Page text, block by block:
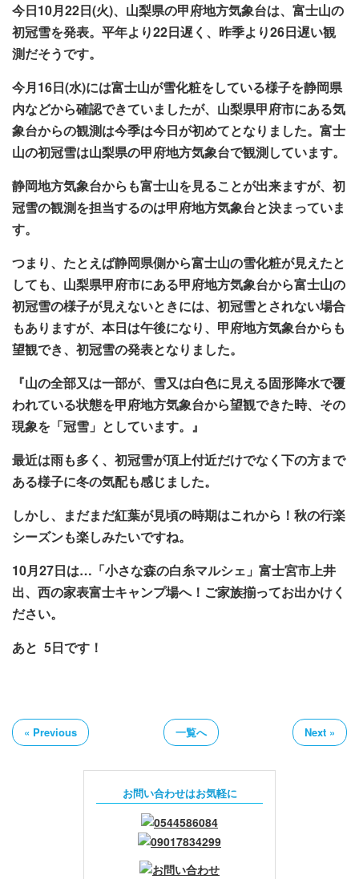
今日10月22日(火)、山梨県の甲府地方気象台は、富士山の
初冠雪を発表。平年より22日遅く、昨季より26日遅い観
測だそうです。
今月16日(水)には富士山が雪化粧をしている様子を静岡県
内などから確認できていましたが、山梨県甲府市にある気
象台からの観測は今季は今日が初めてとなりました。富士
山の初冠雪は山梨県の甲府地方気象台で観測しています。
静岡地方気象台からも富士山を見ることが出来ますが、初
冠雪の観測を担当するのは甲府地方気象台と決まっていま
す。
つまり、たとえば静岡県側から富士山の雪化粧が見えたと
しても、山梨県甲府市にある甲府地方気象台から富士山の
初冠雪の様子が見えないときには、初冠雪とされない場合
もありますが、本日は午後になり、甲府地方気象台からも
望観でき、初冠雪の発表となりました。
『山の全部又は一部が、雪又は白色に見える固形降水で覆
われている状態を甲府地方気象台から望観できた時、その
現象を「冠雪」としています。』
最近は雨も多く、初冠雪が頂上付近だけでなく下の方まで
ある様子に冬の気配も感じました。
しかし、まだまだ紅葉が見頃の時期はこれから！秋の行楽
シーズンも楽しみたいですね。
10月27日は… 「小さな森の白糸マルシェ」富士宮市上井
出、西の家表富士キャンプ場へ！ご家族揃ってお出かけく
ださい。
あと 5日です！
« Previous 一覧へ Next »
お問い合わせはお気軽に